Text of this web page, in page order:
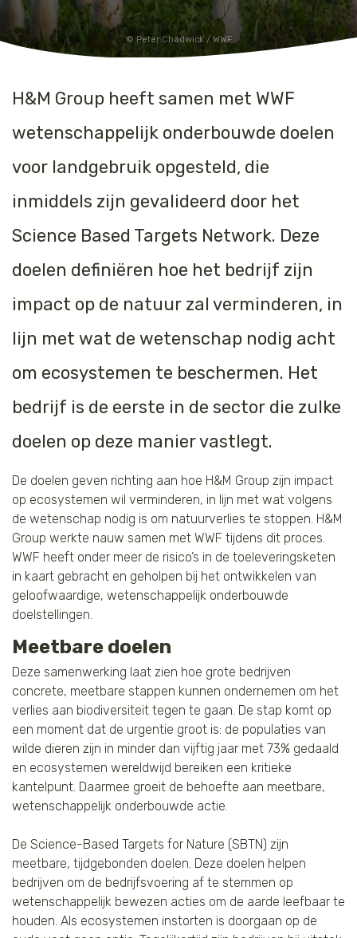
Peter Chadwick / WWF
H&M Group heeft samen met WWF
wetenschappelijk onderbouwde doelen
voor landgebruik opgesteld, die
inmiddels zijn gevalideerd door het
Science Based Targets Network. Deze
doelen definiëren hoe het bedrijf zijn
impact op de natuur zal verminderen, in
lijn met wat de wetenschap nodig acht
om ecosystemen te beschermen. Het
bedrijf is de eerste in de sector die zulke
doelen op deze manier vastlegt.
De doelen geven richting aan hoe H&M Group zijn impact
op ecosystemen wil verminderen, in lijn met wat volgens
de wetenschap nodig is om natuurverlies te stoppen. H&M
Group werkte nauw samen met WWF tijdens dit proces.
WWF heeft onder meer de risico’s in de toeleveringsketen
in kaart gebracht en geholpen bij het ontwikkelen van
geloofwaardige, wetenschappelijk onderbouwde
doelstellingen.
Meetbare doelen
Deze samenwerking laat zien hoe grote bedrijven
concrete, meetbare stappen kunnen ondernemen om het
verlies aan biodiversiteit tegen te gaan. De stap komt op
een moment dat de urgentie groot is: de populaties van
wilde dieren zijn in minder dan vijftig jaar met 73% gedaald
en ecosystemen wereldwijd bereiken een kritieke
kantelpunt. Daarmee groeit de behoefte aan meetbare,
wetenschappelijk onderbouwde actie.
De Science-Based Targets for Nature (SBTN) zijn
meetbare, tijdgebonden doelen. Deze doelen helpen
bedrijven om de bedrijfsvoering af te stemmen op
wetenschappelijk bewezen acties om de aarde leefbaar te
houden. Als ecosystemen instorten is doorgaan op de